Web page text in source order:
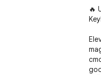
🔥